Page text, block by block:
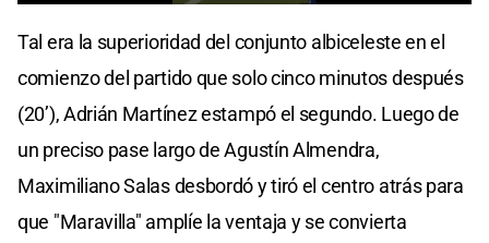
of
seconds
Tal era la superioridad del conjunto albiceleste en el
comienzo del partido que solo cinco minutos después
(20’), Adrián Martínez estampó el segundo. Luego de
un preciso pase largo de Agustín Almendra,
Maximiliano Salas desbordó y tiró el centro atrás para
que "Maravilla" amplíe la ventaja y se convierta